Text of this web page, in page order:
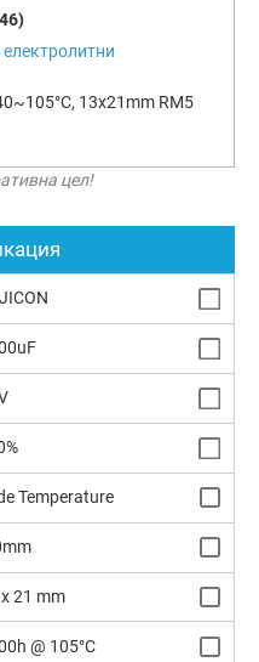
13x21mm RM5
цел!
Temperature
21 mm
@ 105°C